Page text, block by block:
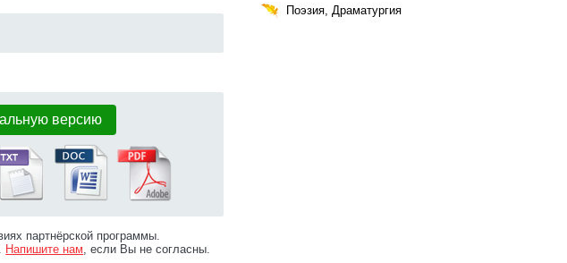
версию
партнёрской программы.
Напишите нам, если Вы не согласны.
Поэзия, Драматургия